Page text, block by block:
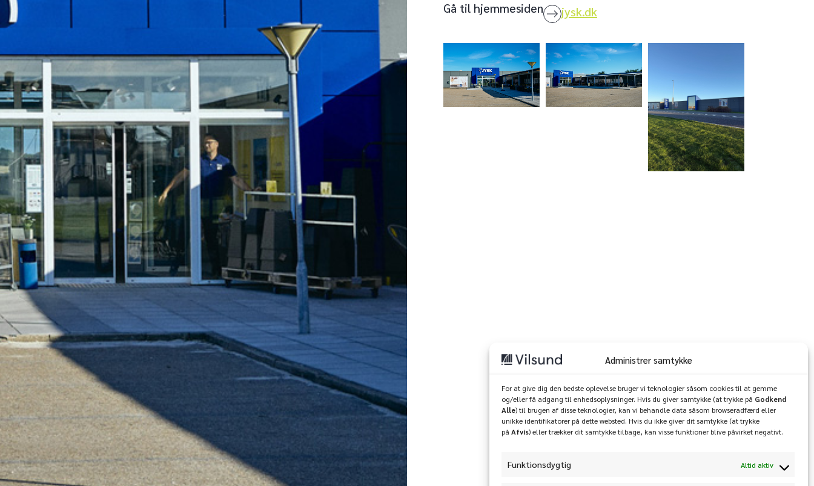
Administrer samtykke
For at give dig den bedste oplevelse bruger vi teknologier såsom cookies til at gemme
og/eller få adgang til enhedsoplysninger. Hvis du giver samtykke (at trykke på Godkend
Alle) til brugen af disse teknologier, kan vi behandle data såsom browseradfærd eller
unikke identifikatorer på dette websted. Hvis du ikke giver dit samtykke (at trykke
på Afvis) eller trækker dit samtykke tilbage, kan visse funktioner blive påvirket negativt.
Funktionsdygtig Altid aktiv
Gå til hjemmesiden jysk.dk